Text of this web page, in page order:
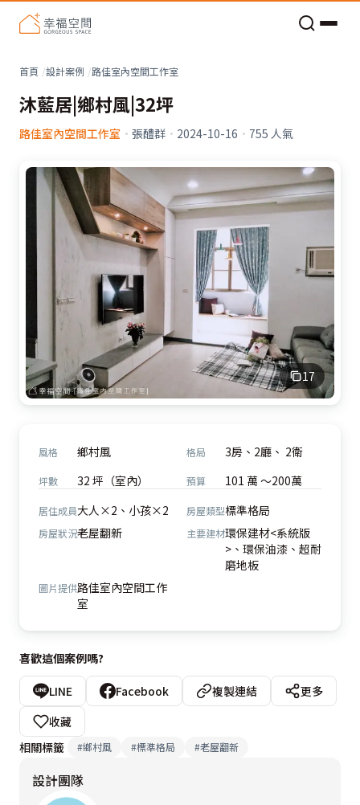
首頁 設計案例 路佳室內空間工作室
沐藍居|鄉村風|32坪
路佳室內空間工作室 · 張醴群 · 2024-10-16 · 755 人氣
17
風格 鄉村風 格局 3房、2廳、 2衛
坪數 32 坪（室內） 預算 101 萬 ～200萬
居住成員大人×2、小孩×2 房屋類型標準格局
房屋狀況老屋翻新 主要建材環保建材<系統版
>、環保油漆、超耐
磨地板
圖片提供路佳室內空間工作
室
喜歡這個案例嗎?
LINE Facebook 複製連結
更多
收藏
相關標籤
#鄉村風 #標準格局 #老屋翻新
設計團隊